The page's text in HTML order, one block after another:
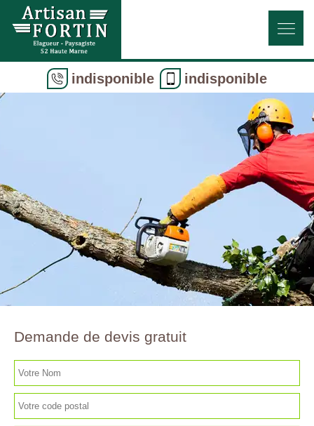
indisponible indisponible
Demande de devis gratuit